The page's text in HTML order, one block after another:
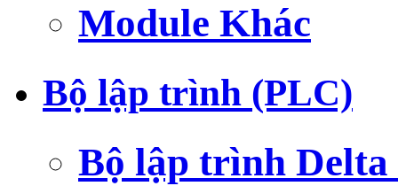
Module Khác
Bộ lập trình (PLC)
Bộ lập trình